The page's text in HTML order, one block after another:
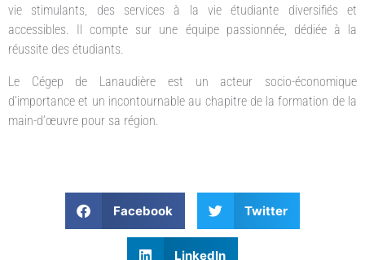
vie stimulants, des services à la vie étudiante diversifiés et
accessibles. Il compte sur une équipe passionnée, dédiée à la
réussite des étudiants.
Le Cégep de Lanaudière est un acteur socio-économique
d’importance et un incontournable au chapitre de la formation de la
main-d’œuvre pour sa région.
Facebook Twitter
LinkedIn